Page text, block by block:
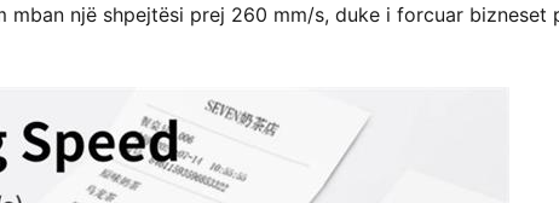
mban një shpejtësi prej 260 mm/s, duke i forcuar bizneset